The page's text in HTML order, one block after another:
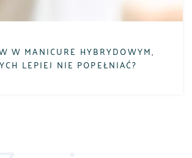
W MANICURE HYBRYDOWYM,
LEPIEJ NIE POPEŁNIAĆ?